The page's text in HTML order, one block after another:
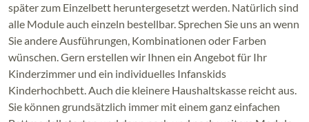
später zum Einzelbett heruntergesetzt werden. Natürlich sind
alle Module auch einzeln bestellbar. Sprechen Sie uns an wenn
Sie andere Ausführungen, Kombinationen oder Farben
wünschen. Gern erstellen wir Ihnen ein Angebot für Ihr
Kinderzimmer und ein individuelles Infanskids
Kinderhochbett. Auch die kleinere Haushaltskasse reicht aus.
Sie können grundsätzlich immer mit einem ganz einfachen